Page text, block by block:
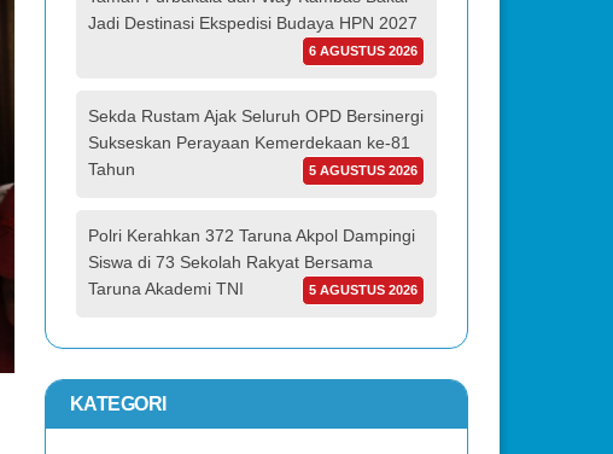
Jadi Destinasi Ekspedisi Budaya HPN 2027
6 AGUSTUS 2026
Sekda Rustam Ajak Seluruh OPD Bersinergi
Sukseskan Perayaan Kemerdekaan ke-81
Tahun
5 AGUSTUS 2026
Polri Kerahkan 372 Taruna Akpol Dampingi
Siswa di 73 Sekolah Rakyat Bersama
Taruna Akademi TNI
5 AGUSTUS 2026
KATEGORI